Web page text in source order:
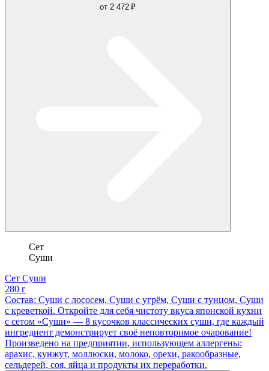
от 2 472 ₽
Сет
Суши
Сет Суши
280 г
Состав: Суши с лососем, Суши с угрём, Суши с тунцом, Суши
с креветкой. Откройте для себя чистоту вкуса японской кухни
с сетом «Суши» — 8 кусочков классических суши, где каждый
ингредиент демонстрирует своё неповторимое очарование!
Произведено на предприятии, использующем аллергены:
арахис, кунжут, моллюски, молоко, орехи, ракообразные,
сельдерей, соя, яйца и продукты их переработки.